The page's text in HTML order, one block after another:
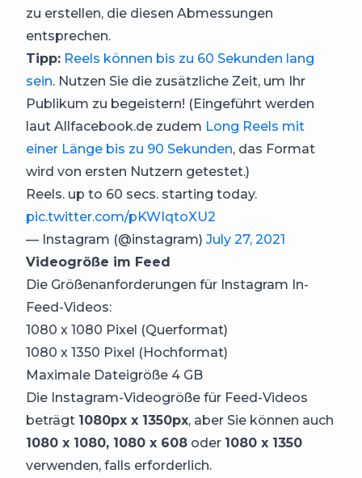
zu erstellen, die diesen Abmessungen
entsprechen.
Tipp: Reels können bis zu 60 Sekunden lang
sein. Nutzen Sie die zusätzliche Zeit, um Ihr
Publikum zu begeistern! (Eingeführt werden
laut Allfacebook.de zudem Long Reels mit
einer Länge bis zu 90 Sekunden, das Format
wird von ersten Nutzern getestet.)
Reels. up to 60 secs. starting today.
pic.twitter.com/pKWIqtoXU2
— Instagram (@instagram) July 27, 2021
Videogröße im Feed
Die Größenanforderungen für Instagram In-
Feed-Videos:
1080 x 1080 Pixel (Querformat)
1080 x 1350 Pixel (Hochformat)
Maximale Dateigröße 4 GB
Die Instagram-Videogröße für Feed-Videos
beträgt 1080px x 1350px, aber Sie können auch
1080 x 1080, 1080 x 608 oder 1080 x 1350
verwenden, falls erforderlich.